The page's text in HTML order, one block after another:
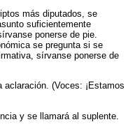
más diputados, se
suficientemente
ponerse de pie.
se pregunta si se
sírvanse ponerse de
aclaración. (Voces: ¡Estamos
y se llamará al suplente.